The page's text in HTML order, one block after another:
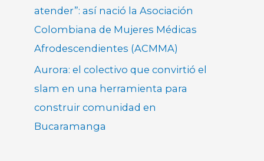
atender”: así nació la Asociación
Colombiana de Mujeres Médicas
Afrodescendientes (ACMMA)
Aurora: el colectivo que convirtió el
slam en una herramienta para
construir comunidad en
Bucaramanga